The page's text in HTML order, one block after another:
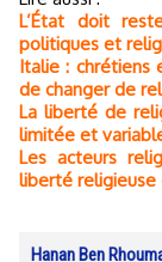
L’État doit
politiques et
Italie : chrétiens
de changer de
La liberté de
limitée et
Les acteurs
liberté religieuse
Hanan Ben